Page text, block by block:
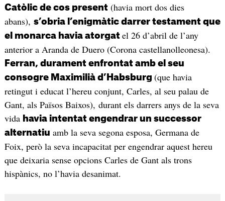
Catòlic de cos present(havia mort dos dies
abans), s’obria l’enigmàtic darrer testament que
el monarca havia atorgat el 26 d’abril de l’any
anterior a Aranda de Duero (Corona castellanolleonesa).
Ferran, durament enfrontat amb el seu
consogre Maximilià d’Habsburg (que havia
retingut i educat l’hereu conjunt, Carles, al seu palau de
Gant, als Països Baixos), durant els darrers anys de la seva
vida havia intentat engendrar un successor
alternatiu amb la seva segona esposa, Germana de
Foix, però la seva incapacitat per engendrar aquest hereu
que deixaria sense opcions Carles de Gant als trons
hispànics, no l’havia desanimat.